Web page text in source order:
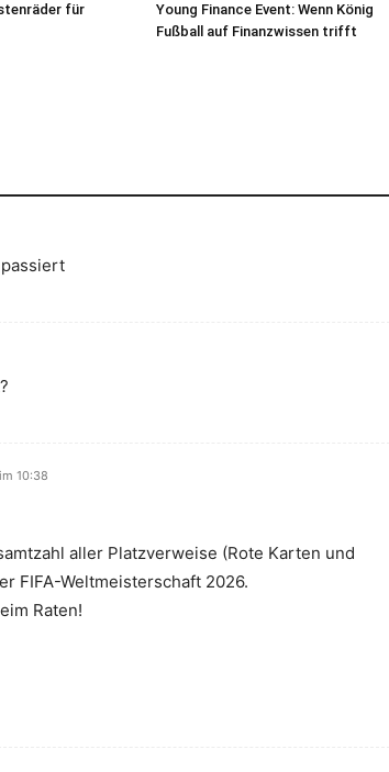
für
Young Finance Event: Wenn König
Fußball auf Finanzwissen trifft
10:38
aller Platzverweise (Rote Karten und
FIFA-Weltmeisterschaft 2026.
Raten!